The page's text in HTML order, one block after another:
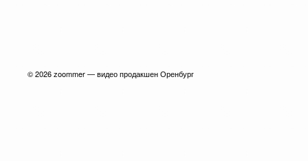
© 2026zoommer — видео продакшен Оренбург